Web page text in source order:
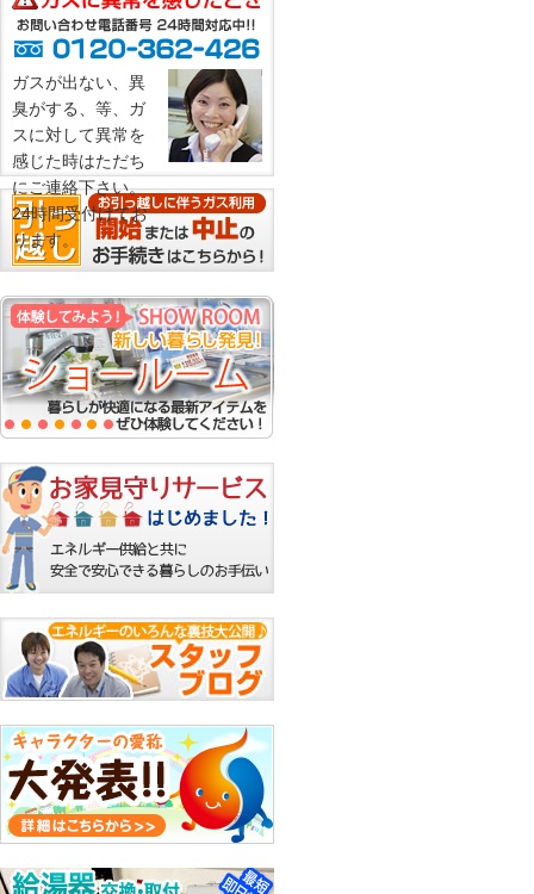
ガスが出ない、異
臭がする、等、ガ
スに対して異常を
感じた時はただち
にご連絡下さい。
24時間受付けてお
ります。